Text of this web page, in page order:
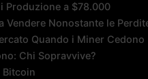
Produzione a $78.000
Vendere Nonostante le
Quando i Miner Cedono
Chi Sopravvive?
Bitcoin